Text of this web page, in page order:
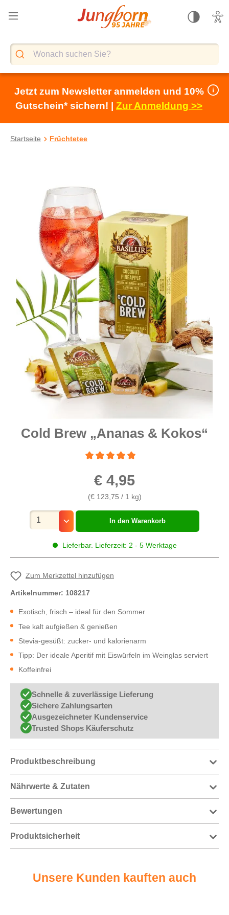
springen
Jetzt zum Newsletter anmelden und 10%
Gutschein* sichern! | Zur Anmeldung >>
Startseite Früchtetee
Cold Brew „Ananas & Kokos“
€ 4,95
(€ 123,75 / 1 kg)
Lieferbar. Lieferzeit: 2 - 5 Werktage
Mengenauswahl
In den Warenkorb
Zum Merkzettel hinzufügen
Artikelnummer: 108217
Exotisch, frisch – ideal für den Sommer
Tee kalt aufgießen & genießen
Stevia-gesüßt: zucker- und kalorienarm
Tipp: Der ideale Aperitif mit Eiswürfeln im Weinglas serviert
Koffeinfrei
Schnelle & zuverlässige Lieferung
Sichere Zahlungsarten
Ausgezeichneter Kundenservice
Trusted Shops Käuferschutz
Produktbeschreibung
Nährwerte & Zutaten
Bewertungen
Produktsicherheit
Unsere Kunden kauften auch